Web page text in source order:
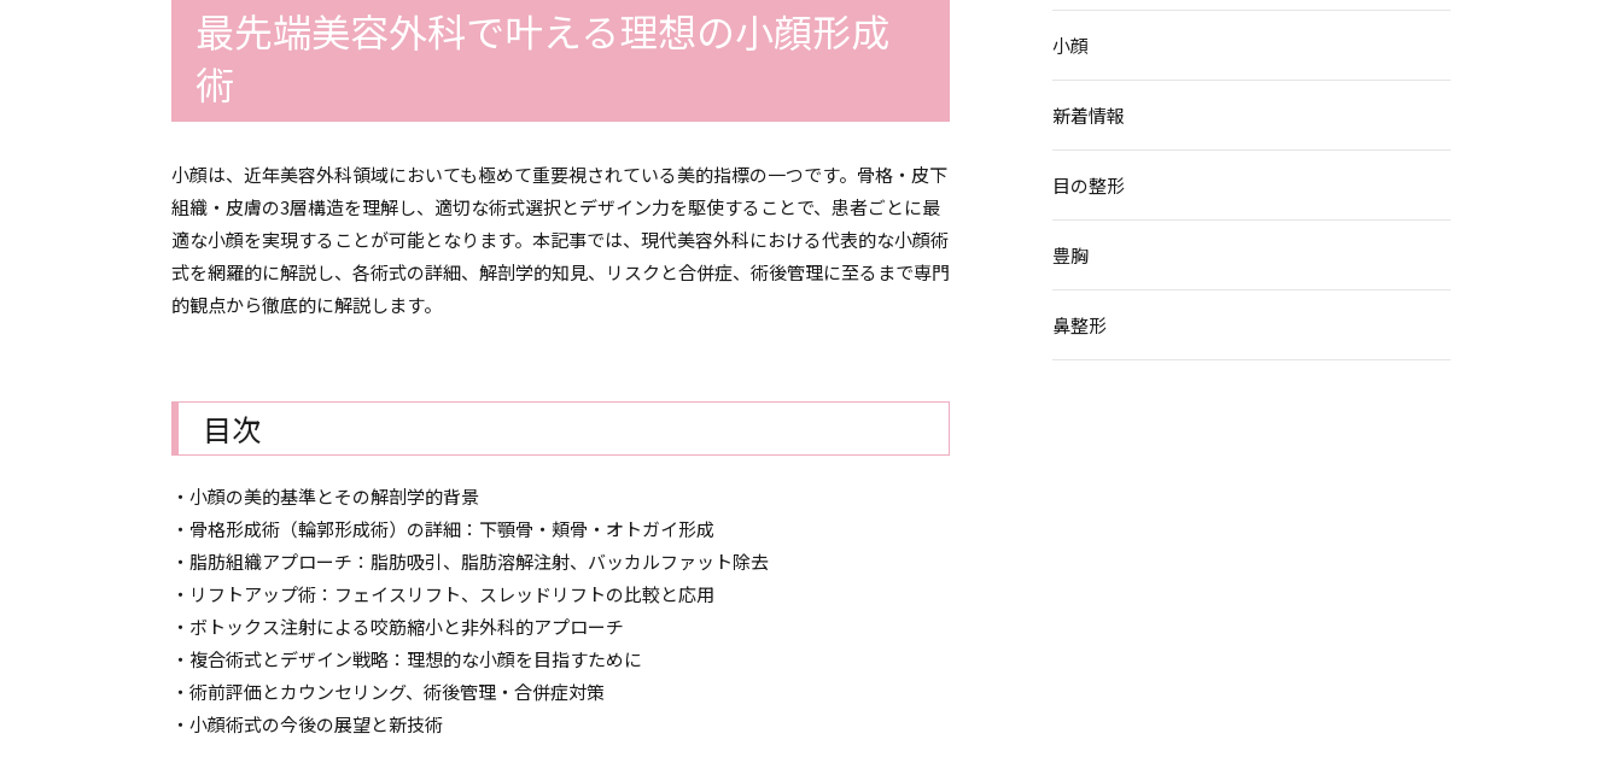
最先端美容外科で叶える理想の小顔形成
術
小顔は、近年美容外科領域においても極めて重要視されている美的指標の一つです。骨格・皮下
組織・皮膚の3層構造を理解し、適切な術式選択とデザイン力を駆使することで、患者ごとに最
適な小顔を実現することが可能となります。本記事では、現代美容外科における代表的な小顔術
式を網羅的に解説し、各術式の詳細、解剖学的知見、リスクと合併症、術後管理に至るまで専門
的観点から徹底的に解説します。
目次
・小顔の美的基準とその解剖学的背景
・骨格形成術（輪郭形成術）の詳細：下顎骨・頬骨・オトガイ形成
・脂肪組織アプローチ：脂肪吸引、脂肪溶解注射、バッカルファット除去
・リフトアップ術：フェイスリフト、スレッドリフトの比較と応用
・ボトックス注射による咬筋縮小と非外科的アプローチ
・複合術式とデザイン戦略：理想的な小顔を目指すために
・術前評価とカウンセリング、術後管理・合併症対策
・小顔術式の今後の展望と新技術
小顔
新着情報
目の整形
豊胸
鼻整形